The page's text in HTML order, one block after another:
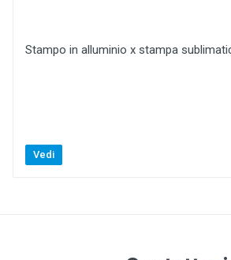
Stampo in alluminio x stampa
Vedi